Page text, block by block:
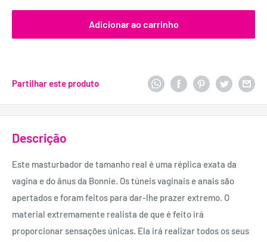
Adicionar ao carrinho
Partilhar este produto
Descrição
Este masturbador de tamanho real é uma réplica exata da
vagina e do ânus da Bonnie. Os túneis vaginais e anais são
apertados e foram feitos para dar-lhe prazer extremo. O
material extremamente realista de que é feito irá
proporcionar sensações únicas. Ela irá realizar todos os seus